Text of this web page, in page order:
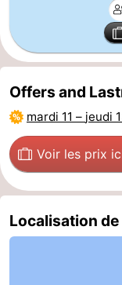
Médicales
Région
Walcheren
-
Veere
-
Domburg
-
Offers and
mardi 11 – jeudi
Voir les prix
Localisation